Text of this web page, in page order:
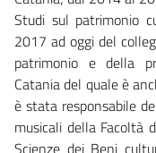
Studi sul patrimonio
2017 ad oggi del
patrimonio e della
Catania del quale è
è stata responsabile
musicali della Facoltà
Scienze dei Beni